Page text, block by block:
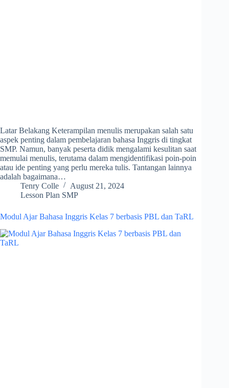
Latar Belakang Keterampilan menulis merupakan salah satu
aspek penting dalam pembelajaran bahasa Inggris di tingkat
SMP. Namun, banyak peserta didik mengalami kesulitan saat
memulai menulis, terutama dalam mengidentifikasi poin-poin
atau ide penting yang perlu mereka tulis. Tantangan lainnya
adalah bagaimana…
Tenry Colle
August 21, 2024
Lesson Plan SMP
Modul Ajar Bahasa Inggris Kelas 7 berbasis PBL dan TaRL